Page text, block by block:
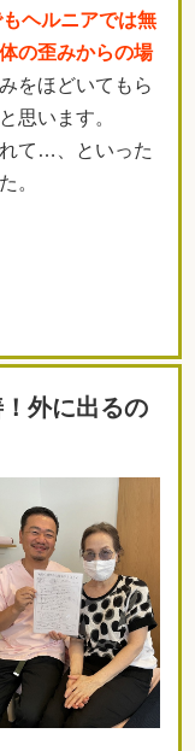
ヘルニアでは無
の歪みからの場
をほどいてもら
思います。
て…、といった
。
！外に出るの